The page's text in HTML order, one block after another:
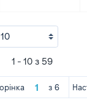
1 - 10 з 59
з 6